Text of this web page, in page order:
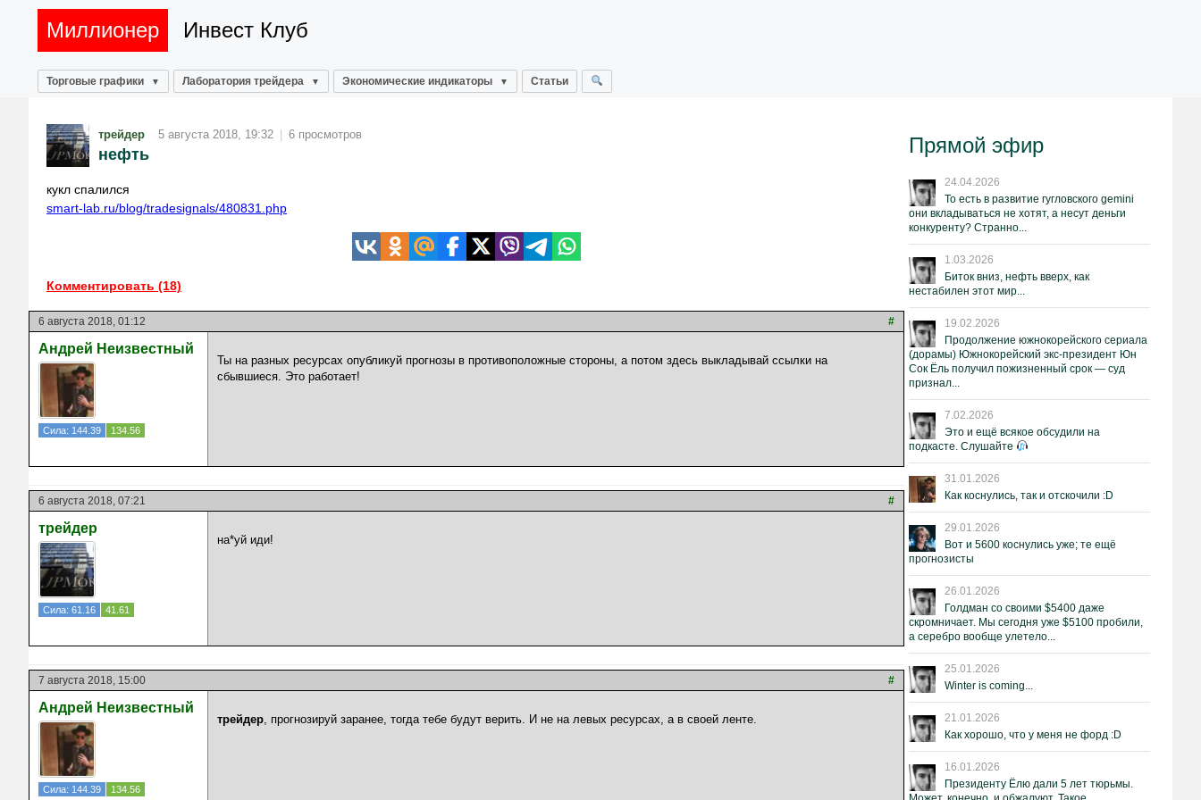
Миллионер Инвест Клуб
Торговые графики Лаборатория трейдера Экономические индикаторы Статьи
трейдер 5 августа 2018, 19:32 | 6 просмотров
нефть
кукл спалился
smart-lab.ru/blog/tradesignals/480831.php
Комментировать (18)
6 августа 2018, 01:12 #
Андрей Неизвестный
Сила: 144.39 134.56
Ты на разных ресурсах опубликуй прогнозы в противоположные стороны, а потом здесь выкладывай ссылки на
сбывшиеся. Это работает!
6 августа 2018, 07:21 #
трейдер
Сила: 61.16 41.61
на*уй иди!
7 августа 2018, 15:00 #
Андрей Неизвестный
Сила: 144.39 134.56
трейдер, прогнозируй заранее, тогда тебе будут верить. И не на левых ресурсах, а в своей ленте.
Прямой эфир
24.04.2026
То есть в развитие гугловского gemini
они вкладываться не хотят, а несут деньги
конкуренту? Странно...
1.03.2026
Биток вниз, нефть вверх, как
нестабилен этот мир...
19.02.2026
Продолжение южнокорейского сериала
(дорамы) Южнокорейский экс-президент Юн
Сок Ёль получил пожизненный срок — суд
признал...
7.02.2026
Это и ещё всякое обсудили на
подкасте. Слушайте
31.01.2026
Как коснулись, так и отскочили :D
29.01.2026
Вот и 5600 коснулись уже; те ещё
прогнозисты
26.01.2026
Голдман со своими $5400 даже
скромничает. Мы сегодня уже $5100 пробили,
а серебро вообще улетело...
25.01.2026
Winter is coming...
21.01.2026
Как хорошо, что у меня не форд :D
16.01.2026
Президенту Ёлю дали 5 лет тюрьмы.